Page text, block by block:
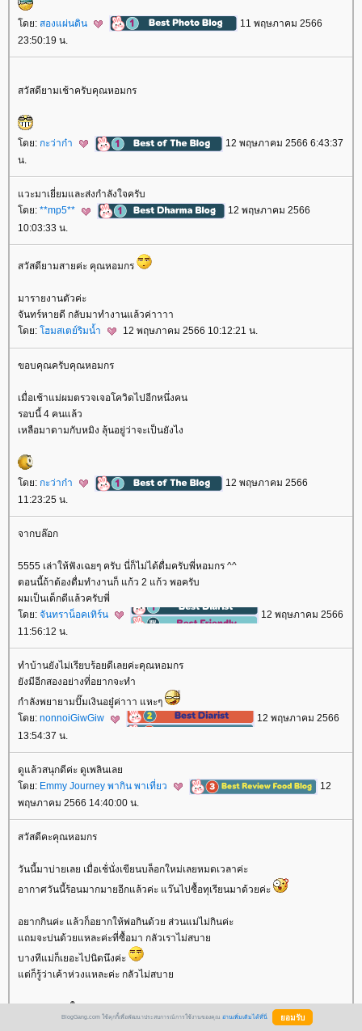
ดย: สองแผ่นดิน
11 พฤษภาคม 2566
23:50:19 น.
สวัสดียามเช้าครับคุณหอมกร
ดย: กะว่าก๋า
12 พฤษภาคม 2566 6:43:37
น.
วะมาเยี่ยมและส่งกำลังใจครับ
ดย: **mp5**
12 พฤษภาคม 2566
10:03:33 น.
สวัสดียามสายค่ะ คุณหอมกร
มารายงานตัวค่ะ
จันทร์หายดี กลับมาทำงานแล้วค่าาาา
ดย: ฮมสเตย์ริมน้ำ 12 พฤษภาคม 2566 10:12:21 น.
ขอบคุณครับคุณหอมกร
เมื่อเช้าแม่ผมตรวจเจอโควิดไปอีกหนึ่งคน
รอบนี้ 4 คนแล้ว
เหลือมาดามกับหมิง ลุ้นอยู่ว่าจะเป็นยังไง
ดย: กะว่าก๋า
12 พฤษภาคม 2566
11:23:25 น.
จากบล๊อก
5555 เล่าให้ฟังเฉยๆ ครับ นี่ก็ไม่ได้ดื่มครับพี่หอมกร ^^
ตอนนี้ถ้าต้องดื่มทำงานก็ แก้ว 2 แก้ว พอครับ
ผมเป็นเด็กดีแล้วครับพี่
ดย: จันทราน็อคเทิร์น
12 พฤษภาคม 2566
11:56:12 น.
ทำบ้านยังไม่เรียบร้อยดีเลยค่ะคุณหอมกร
ังมีอีกสองอย่างที่อยากจะทำ
กำลังพยายามปั๊มเงินอยู๋ค่าาา แหะๆ
ดย: nonnoiGiwGiw
12 พฤษภาคม 2566
13:54:37 น.
ดูแล้วสนุกดีค่ะ ดูเพลินเล
ดย: Emmy Journey พากิน พาเที่ยว
12
พฤษภาคม 2566 14:40:00 น.
สวัสดีคะคุณหอมกร
วันนี้มาบ่ายเลย เมื่อเช้่นั่งเขียนบล็อกใหม่เลยหมดเวลาค่ะ
อากาศวันนี้ร้อนมากมายอีกแล้วค่ะ แว๊นไปซื้อทุเรียนมาด้วยค่ะ
อยากกินค่ะ แล้วก็อยากให้พ่อกินด้วย ส่วนแม่ไม่กินค่ะ
ถมจะบ่นด้วยแหละค่ะที่ซื้อมา กลัวเราไม่สบา
บางทีแม่ก็เยอะไปนิดนึงค่ะ
ต่ก็รู้ว่าเค้าห่วงแหละค่ะ กลัวไม่สบา
สุขกายสบายใจนะคะคุณหอมกร
พรุ่งนี้ได้หยุดพักผ่อนนะคะ
BlogGang.com ใช้คุกกี้เพื่อพัฒนาประสบการณ์การใช้งานของคุณ อ่านเพิ่มเติมได้ที่นี่